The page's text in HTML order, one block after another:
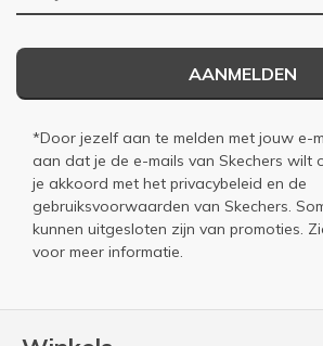
AANMELDEN
*Door jezelf aan te melden met jouw e-
aan dat je de e-mails van Skechers wilt
je akkoord met het privacybeleid en de
gebruiksvoorwaarden van Skechers.
kunnen uitgesloten zijn van promoties.
voor meer informatie.